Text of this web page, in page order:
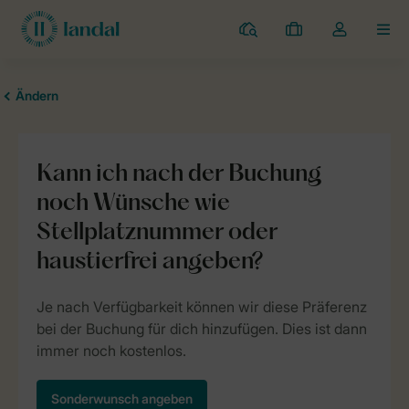
Campingplätze
Meine
Dropdown-